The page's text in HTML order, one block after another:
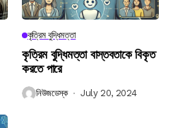
কৃত্রিম বুদ্ধিমত্তা
কৃত্রিম বুদ্ধিমত্তা বাস্তবতাকে বিকৃত
করতে পারে
নিউজডেস্ক July 20, 2024